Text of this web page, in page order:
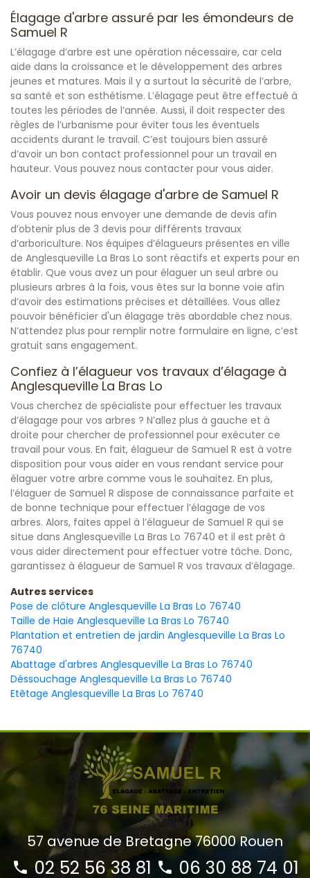
Élagage d'arbre assuré par les émondeurs de
Samuel R
L’élagage d’arbre est une opération nécessaire, car cela
aide dans la croissance et le développement des arbres
jeunes et matures. Mais il y a surtout la sécurité de l’arbre,
sa santé et son esthétisme. L’élagage peut être effectué à
toutes les périodes de l’année. Aussi, il doit respecter des
règles de l’urbanisme pour éviter tous les éventuels
accidents durant le travail. C’est toujours bien assuré
d’avoir un bon contact professionnel pour un travail en
hauteur. Vous pouvez nous contacter pour vous aider.
Avoir un devis élagage d'arbre de Samuel R
Vous pouvez nous envoyer une demande de devis afin
d’obtenir plus de 3 devis pour différents travaux
d’arboriculture. Nos équipes d’élagueurs présentes en ville
de Anglesqueville La Bras Lo sont réactifs et experts pour en
établir. Que vous avez un pour élaguer un seul arbre ou
plusieurs arbres à la fois, vous êtes sur la bonne voie afin
d’avoir des estimations précises et détaillées. Vous allez
pouvoir bénéficier d'un élagage très abordable chez nous.
N’attendez plus pour remplir notre formulaire en ligne, c’est
gratuit sans engagement.
Confiez à l’élagueur vos travaux d’élagage à
Anglesqueville La Bras Lo
Vous cherchez de spécialiste pour effectuer les travaux
d’élagage pour vos arbres ? N’allez plus à gauche et à
droite pour chercher de professionnel pour exécuter ce
travail pour vous. En fait, élagueur de Samuel R est à votre
disposition pour vous aider en vous rendant service pour
élaguer votre arbre comme vous le souhaitez. En plus,
l’élaguer de Samuel R dispose de connaissance parfaite et
de bonne technique pour effectuer l’élagage de vos
arbres. Alors, faites appel à l’élagueur de Samuel R qui se
situe dans Anglesqueville La Bras Lo 76740 et il est prêt à
vous aider directement pour effectuer votre tâche. Donc,
garantissez à élagueur de Samuel R vos travaux d’élagage.
Autres services
Pose de clôture Anglesqueville La Bras Lo 76740
Taille de Haie Anglesqueville La Bras Lo 76740
Plantation et entretien de jardin Anglesqueville La Bras Lo
76740
Abattage d'arbres Anglesqueville La Bras Lo 76740
Déssouchage Anglesqueville La Bras Lo 76740
Etêtage Anglesqueville La Bras Lo 76740
57 avenue de Bretagne 76000 Rouen
02 52 56 38 81 06 30 88 74 01